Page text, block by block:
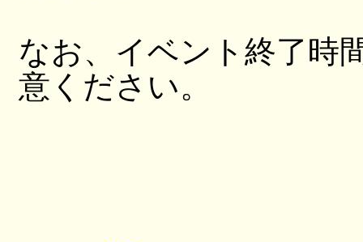
なお、イベント終了時
意ください。